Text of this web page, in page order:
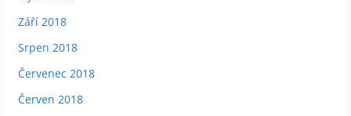
Září 2018
Srpen 2018
Červenec 2018
Červen 2018